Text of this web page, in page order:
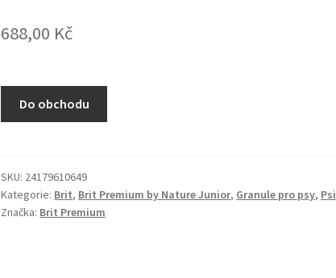
688,00 Kč
Do obchodu
SKU: 24179610649
Kategorie: Brit, Brit Premium by Nature Junior, Granule pro psy, Psi
Značka: Brit Premium